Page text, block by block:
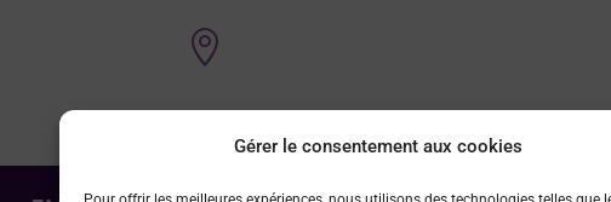
Gérer le consentement aux cookies
